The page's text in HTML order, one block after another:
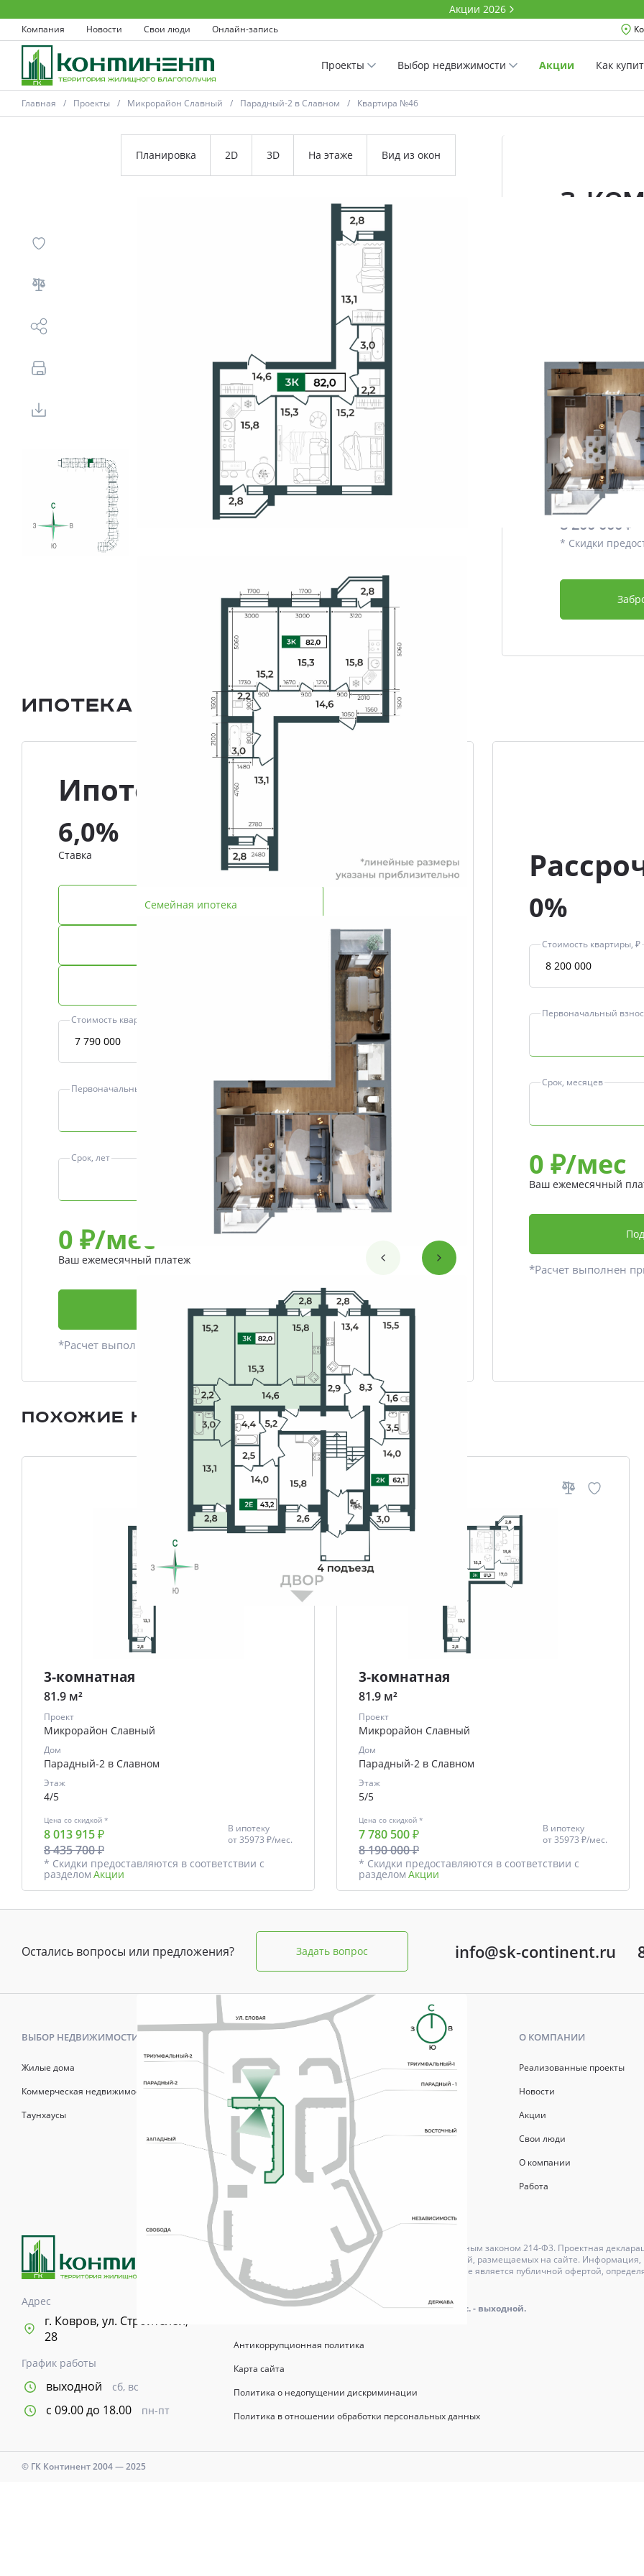
Акции 2026
Компания Новости Свои люди Онлайн-запись
Проекты Выбор недвижимости Акции Как
Проекты
Свои Люди
Офис продаж
Онлайн-запись
Главная Проекты Микрорайон Славный Парадный-2 в Славном Квартира №46
Планировка 2D 3D На этаже Вид из окон
3-
Срок сдачи
Отделка
Дополнительно
Цена со
7 790
8 200 000 ₽
* Скидки
Ипотека и Рассрочка
Ипотека
6,0%
Ставка
Семейная ипотека
Стоимость квартиры, ₽
Первоначальный взнос, ₽
Срок, лет
0 ₽/мес
Ваш ежемесячный платеж
Подать заявку
*Расчет выполнен приблизительно
0%
Стоимость квартиры, ₽
Первоначальный
Срок, месяцев
0 ₽/мес
Ваш ежемесячный
*Расчет выполнен
Похожие квартиры Все планировки
3-комнатная
81.9 м²
Проект
Микрорайон Славный
Дом
Парадный-2 в Славном
Этаж
4/5
Цена со скидкой *
8 013 915 ₽
8 435 700 ₽
В ипотеку
от35973 ₽/мес.
* Скидки предоставляются в соответствии с
разделом Акции
3-комнатная
81.9 м²
Проект
Микрорайон Славный
Дом
Парадный-2 в Славном
Этаж
5/5
Цена со скидкой *
7 780 500 ₽
8 190 000 ₽
В ипотеку
от35973 ₽/мес.
* Скидки предоставляются в соответствии с
разделом Акции
Остались вопросы или предложения? Задать вопрос info@sk-continent.ru
ВЫБОР НЕДВИЖИМОСТИ
Жилые дома
Коммерческая недвижимость
Таунхаусы
Калькулятор ипотеки
Рассрочка
Материнский капитал
Трейд-Ин
О КОМПАНИИ
Реализованные проекты
Новости
Акции
Свои люди
О компании
Работа
Адрес
г. Ковров, ул. Строителей,
28
График работы
выходной сб, вс
с 09.00 до 18.00 пн-пт
Продажи осуществляются в соответствии с Федеральным законом 214-Ф3. Проектная
возводимых зданий может отличаться от изображений, размещаемых на сайте.
информационный характер и ни при каких условиях не является публичной офертой,
указывается в договоре.
Время и дни работы сайта: пн.-пт.: 9.00 - 18.00, сб., вс. - выходной.
Антикоррупционная политика
Карта сайта
Политика о недопущении дискриминации
Политика в отношении обработки персональных данных
© ГК Континент 2004 — 2025